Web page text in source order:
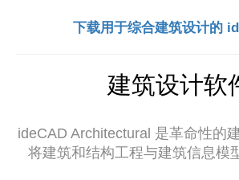
下载用于综合建筑设计的
建筑设计软
ideCAD Architectural 是革命性的
将建筑和结构工程与建筑信息模